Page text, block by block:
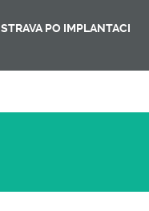
STRAVA PO IMPLANTACI